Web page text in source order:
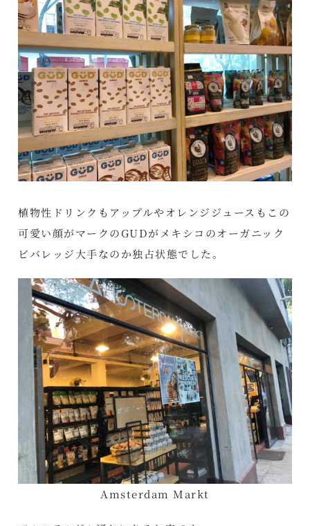
植物性ドリンクもアップルやオレンジジュースもこの
可愛い顔がマークのGUDがメキシコのオーガニック
ビバレッジ大手なのか独占状態でした。
Amsterdam Markt